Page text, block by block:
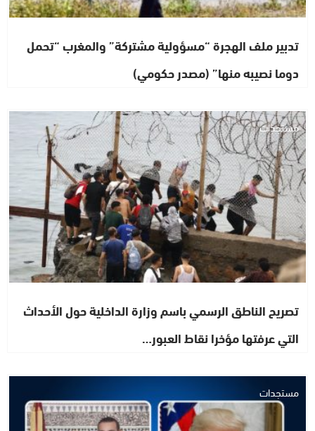
تدبير ملف الهجرة “مسؤولية مشتركة” والمغرب “تحمل
دوما نصيبه منها” (مصدر حكومي)
مستجدات
تصريح الناطق الرسمي باسم وزارة الداخلية حول الأحداث
التي عرفتها مؤخرا نقاط العبور…
مستجدات